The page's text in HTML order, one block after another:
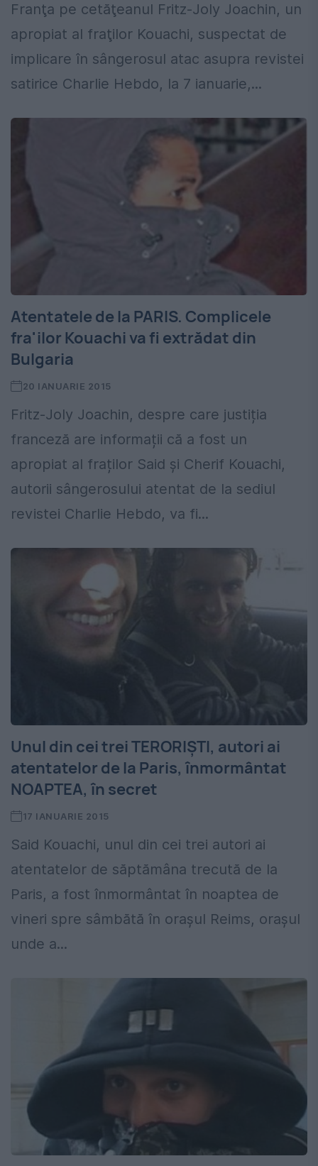
Franţa pe cetăţeanul Fritz-Joly Joachin, un
apropiat al fraţilor Kouachi, suspectat de
implicare în sângerosul atac asupra revistei
satirice Charlie Hebdo, la 7 ianuarie,...
Atentatele de la PARIS. Complicele
fra'ilor Kouachi va fi extrădat din
Bulgaria
20 IANUARIE 2015
Fritz-Joly Joachin, despre care justiția
franceză are informații că a fost un
apropiat al fraților Said și Cherif Kouachi,
autorii sângerosului atentat de la sediul
revistei Charlie Hebdo, va fi...
Unul din cei trei TERORIȘTI, autori ai
atentatelor de la Paris, înmormântat
NOAPTEA, în secret
17 IANUARIE 2015
Said Kouachi, unul din cei trei autori ai
atentatelor de săptămâna trecută de la
Paris, a fost înmormântat în noaptea de
vineri spre sâmbătă în orașul Reims, orașul
unde a...